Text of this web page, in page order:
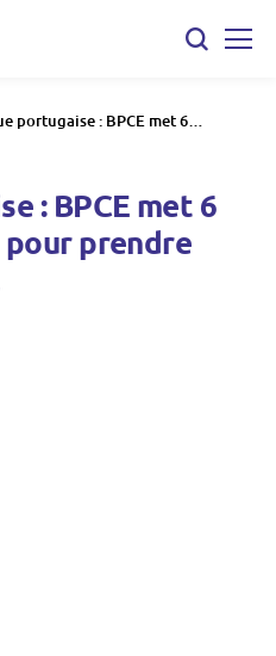
portugaise : BPCE met 6
d’euros pour prendre pied au
: BPCE met 6
pour prendre